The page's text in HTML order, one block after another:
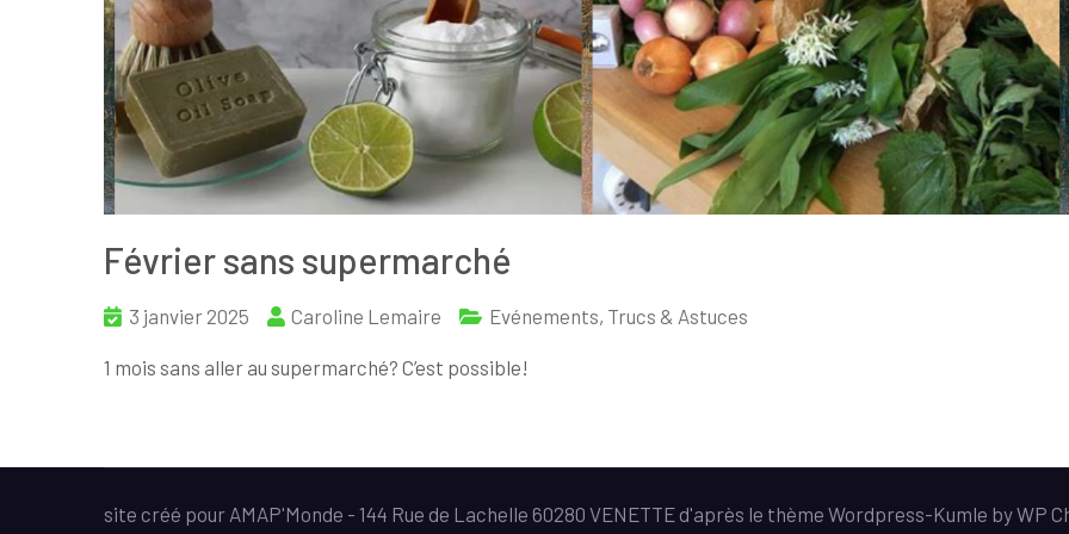
Février sans supermarché
3 janvier 2025 Caroline Lemaire Evénements, Trucs & Astuces
1 mois sans aller au supermarché? C’est possible!
site créé pour AMAP'Monde - 144 Rue de Lachelle 60280 VENETTE d'après le thème Wordpress-Kumle byWP